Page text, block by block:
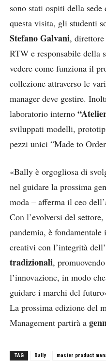
sono stati ospiti della
questa visita, gli studenti
Stefano Galvani,
RTW e responsabile della
vedere come funziona il
collezione attraverso le
manager deve gestire.
laboratorio interno
sviluppati modelli,
pezzi unici “Made to
«Bally è orgogliosa di
nel guidare la prossima
moda – afferma il ceo
Con l’evolversi del
pandemia, è
creativi con l’integrità dell’
tradizionali,
l’innovazione, in modo
guidare i marchi del
La prossima edizione del
Management partirà a
TAG Bally master product